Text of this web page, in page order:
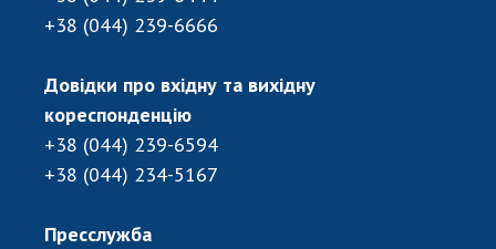
+38 (044) 239-6666
Довідки про вхідну та вихідну
кореспонденцію
+38 (044) 239-6594
+38 (044) 234-5167
Пресслужба